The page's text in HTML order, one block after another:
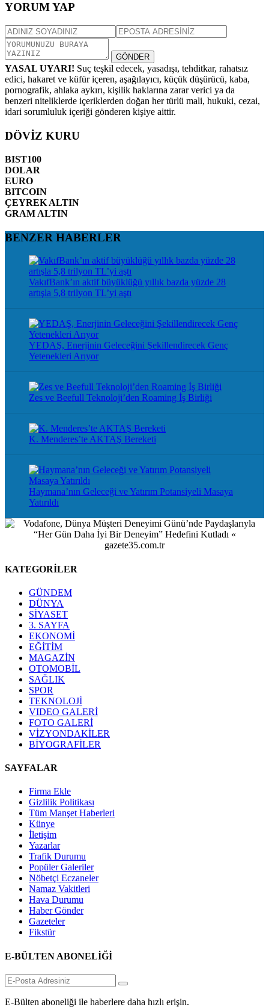
YORUM YAP
GÖNDER
YASAL UYARI! Suç teşkil edecek, yasadışı, tehditkar, rahatsız
edici, hakaret ve küfür içeren, aşağılayıcı, küçük düşürücü, kaba,
pornografik, ahlaka aykırı, kişilik haklarına zarar verici ya da
benzeri niteliklerde içeriklerden doğan her türlü mali, hukuki, cezai,
idari sorumluluk içeriği gönderen kişiye aittir.
DÖVİZ KURU
BIST100
DOLAR
EURO
BITCOIN
ÇEYREK ALTIN
GRAM ALTIN
BENZER HABERLER
VakıfBank’ın aktif büyüklüğü yıllık bazda yüzde 28
artışla 5,8 trilyon TL’yi aştı
YEDAŞ, Enerjinin Geleceğini Şekillendirecek Genç
Yetenekleri Arıyor
Zes ve Beefull Teknoloji’den Roaming İş Birliği
K. Menderes’te AKTAŞ Bereketi
Haymana’nın Geleceği ve Yatırım Potansiyeli Masaya
Yatırıldı
KATEGORİLER
GÜNDEM
DÜNYA
SİYASET
3. SAYFA
EKONOMİ
EĞİTİM
MAGAZİN
OTOMOBİL
SAĞLIK
SPOR
TEKNOLOJİ
VIDEO GALERİ
FOTO GALERİ
VİZYONDAKİLER
BİYOGRAFİLER
SAYFALAR
Firma Ekle
Gizlilik Politikası
Tüm Manşet Haberleri
Künye
İletişim
Yazarlar
Trafik Durumu
Popüler Galeriler
Nöbetçi Eczaneler
Namaz Vakitleri
Hava Durumu
Haber Gönder
Gazeteler
Fikstür
E-BÜLTEN ABONELİĞİ
E-Bülten aboneliği ile haberlere daha hızlı erişin.